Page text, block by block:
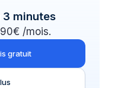
3 minutes
/mois.
gratuit